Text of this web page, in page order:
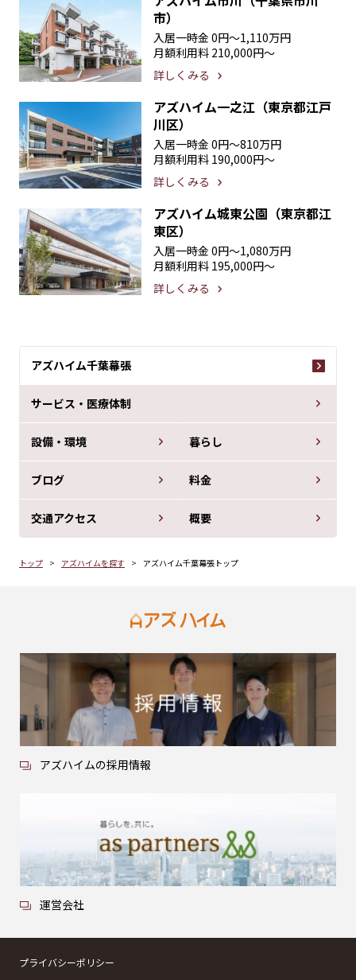
アズハイム千葉幕張
サービス・医療体制
設備・環境 暮らし
ブログ 料金
交通アクセス 概要
トップ アズハイムを探す アズハイム千葉幕張トップ
市）
入居一時金 0円〜1,110万円
月額利用料 210,000円〜
詳しくみる
アズハイム一之江（東京都江戸
川区）
入居一時金 0円〜810万円
月額利用料 190,000円〜
詳しくみる
アズハイム城東公園（東京都江
東区）
入居一時金 0円〜1,080万円
月額利用料 195,000円〜
詳しくみる
アズハイムの採用情報
運営会社
プライバシーポリシー